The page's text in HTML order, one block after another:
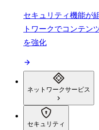
セキュリティ機能が
トワークでコンテン
を強化
ネットワークサービス
セキュリティ